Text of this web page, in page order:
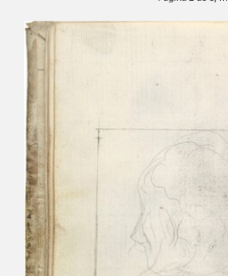
CIDG
SEDE
CONTACT
EXPOSICIONES